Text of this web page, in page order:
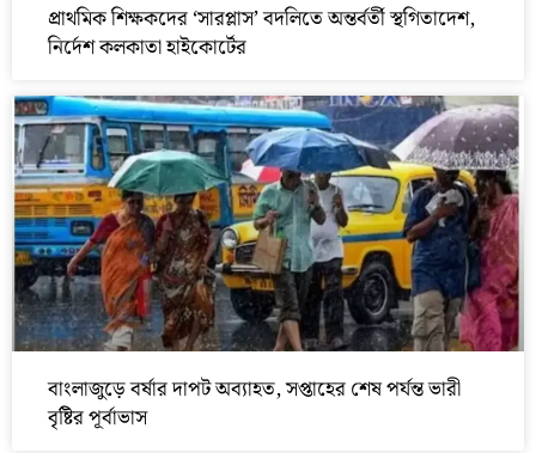
প্রাথমিক শিক্ষকদের ‘সারপ্লাস’ বদলিতে অন্তর্বর্তী স্থগিতাদেশ,
নির্দেশ কলকাতা হাইকোর্টের
বাংলাজুড়ে বর্ষার দাপট অব্যাহত, সপ্তাহের শেষ পর্যন্ত ভারী
বৃষ্টির পূর্বাভাস